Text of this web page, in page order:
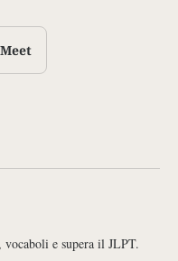
e supera il JLPT.